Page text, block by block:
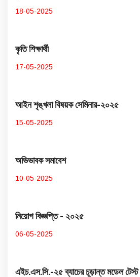
18-05-2025
কৃতি শিক্ষার্থী
17-05-2025
আইন শৃঙ্খলা বিষয়ক সেমিনার-২০২৫
15-05-2025
অভিভাবক সমাবেশ
10-05-2025
নিয়োগ বিজ্ঞপ্তি - ২০২৫
06-05-2025
এইচ.এস.সি.-২৫ ব্যাচের চূড়ান্ত মডেল টেস্ট